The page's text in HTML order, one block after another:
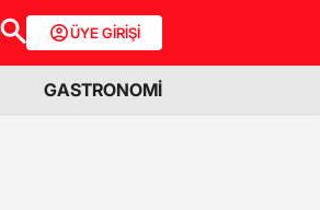
ÜYE GİRİŞİ
GASTRONOMİ